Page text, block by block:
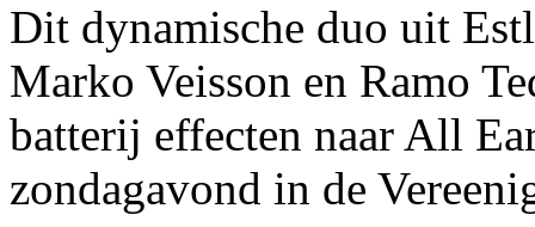
Dit dynamische duo uit
Marko Veisson en Ramo
batterij effecten naar All
zondagavond in de